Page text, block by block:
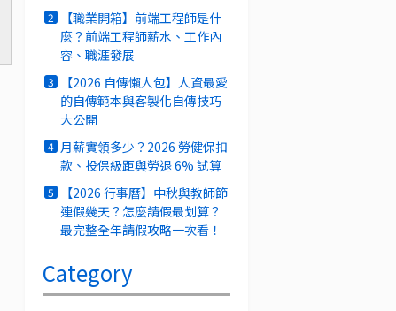
2
【職業開箱】前端工程師是什
麼？前端工程師薪水、工作內
容、職涯發展
3
【2026 自傳懶人包】人資最愛
的自傳範本與客製化自傳技巧
大公開
4 月薪實領多少？2026 勞健保扣
款、投保級距與勞退 6% 試算
5
【2026 行事曆】中秋與教師節
連假幾天？怎麼請假最划算？
最完整全年請假攻略一次看！
Category